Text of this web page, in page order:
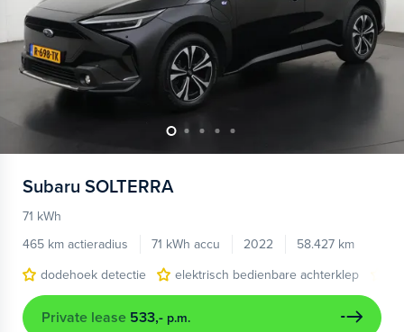
Subaru SOLTERRA
71 kWh
465 km actieradius
71 kWh accu 2022
58.427 km
dodehoek detectie
elektrisch bedienbare achterklep
Private lease 533,- p.m.